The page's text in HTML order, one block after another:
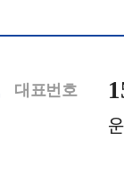
대표번호